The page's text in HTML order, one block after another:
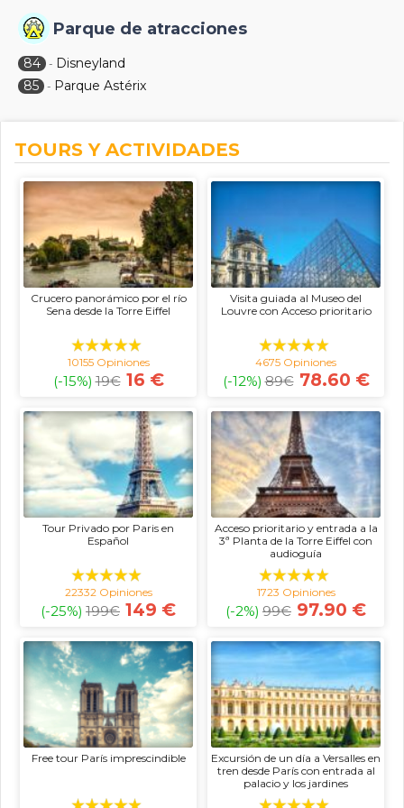
Parque de atracciones
84 - Disneyland
85 - Parque Astérix
TOURS Y ACTIVIDADES
Crucero panorámico por el río
Sena desde la Torre Eiffel
10155 Opiniones
(-15%) 19€ 16 €
Visita guiada al Museo del
Louvre con Acceso prioritario
4675 Opiniones
(-12%) 89€ 78.60 €
Tour Privado por Paris en
Español
22332 Opiniones
(-25%) 199€ 149 €
Acceso prioritario y entrada a la
3ª Planta de la Torre Eiffel con
audioguía
1723 Opiniones
(-2%) 99€ 97.90 €
Free tour París imprescindible
Excursión de un día a Versalles en
tren desde París con entrada al
palacio y los jardines